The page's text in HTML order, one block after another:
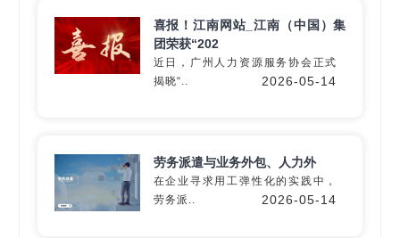
深入60+细分行业
喜报！江南网站_江南（中国）集
团荣获“202
近日，广州人力资源服务协会正式
揭晓“..
2026-05-14
劳务派遣与业务外包、人力外
在企业寻求用工弹性化的实践中，
劳务派..
2026-05-14